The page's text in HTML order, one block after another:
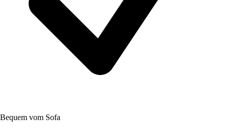
Bequem vom Sofa